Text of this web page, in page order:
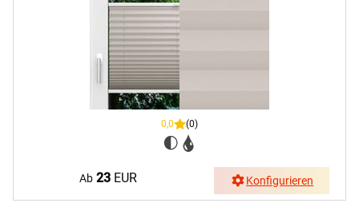
0,0 (0)
Ab 23 EUR Konfigurieren